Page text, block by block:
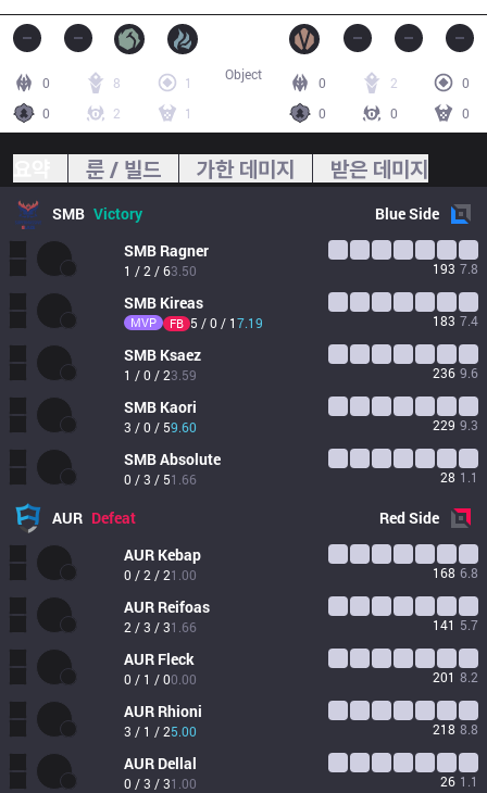
0 8
1
0
2 1
0 2
0
0
0 0
Object
룬 / 빌드 가한 데미지 받은 데미지
SMB Victory BlueSide
SMB Ragner
1 / 2 / 63.50 193 7.8
SMB Kireas
MVP FB 5 / 0 / 17.19 183 7.4
SMB Ksaez
1 / 0 / 23.59 236 9.6
SMB Kaori
3 / 0 / 59.60 229 9.3
SMBAbsolute
0 / 3 / 51.66 28 1.1
AUR Defeat RedSide
AUR Kebap
0 / 2 / 21.00 168 6.8
AUR Reifoas
2 / 3 / 31.66 141 5.7
AUR Fleck
0 / 1 / 00.00 201 8.2
AUR Rhioni
3 / 1 / 25.00 218 8.8
AUR Dellal
0 / 3 / 31.00 26 1.1